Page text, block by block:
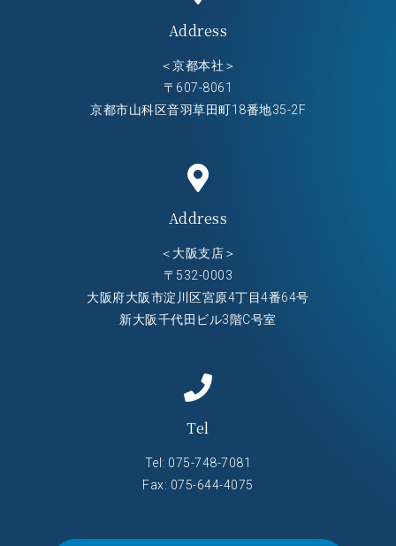
Address
＜京都本社＞
〒607-8061
京都市山科区音羽草田町18番地35-2F
Address
＜大阪支店＞
〒532-0003
大阪府大阪市淀川区宮原4丁目4番64号
新大阪千代田ビル3階C号室
Tel
Tel: 075-748-7081
Fax: 075-644-4075